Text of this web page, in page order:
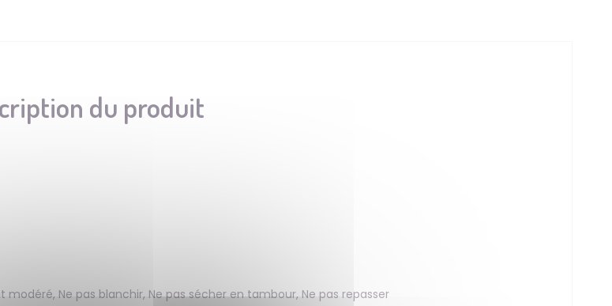
du produit
Ne pas blanchir, Ne pas sécher en tambour, Ne pas repasser